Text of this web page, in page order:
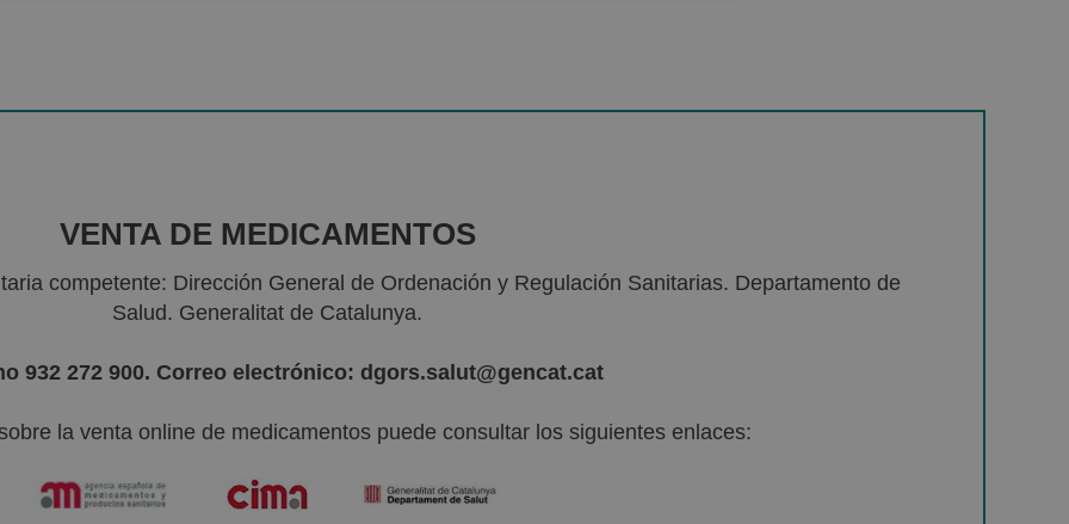
VENTA DE MEDICAMENTOS
competente: Dirección General de Ordenación y Regulación Sanitarias. Departamento de
Salud. Generalitat de Catalunya.
932 272 900. Correo electrónico: dgors.salut@gencat.cat
la venta online de medicamentos puede consultar los siguientes enlaces: